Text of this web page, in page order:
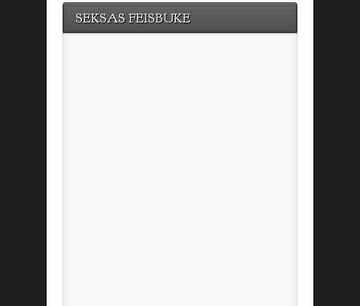
SEKSAS FEISBUKE